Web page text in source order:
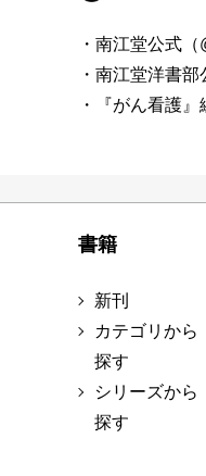
・南江堂公式
・南江堂洋書
・『がん看護
書籍
新刊
カテゴリから
探す
シリーズから
探す